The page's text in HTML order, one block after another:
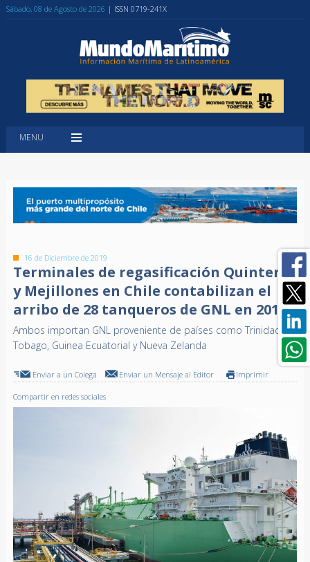
Sábado, 08 de Agosto de 2026 | ISSN 0719-241X
MENU
16 de Diciembre de 2019
Terminales de regasificación Quintero
y Mejillones en Chile contabilizan el
arribo de 28 tanqueros de GNL en 2019
Ambos importan GNL proveniente de países como Trinidad y
Tobago, Guinea Ecuatorial y Nueva Zelanda
Enviar a un Colega Enviar un Mensaje al Editor Imprimir
Compartir en redes sociales